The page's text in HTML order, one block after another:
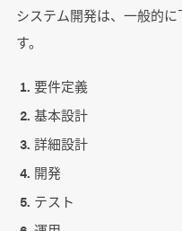
システム開発は、一般的
す。
要件定義
基本設計
詳細設計
開発
テスト